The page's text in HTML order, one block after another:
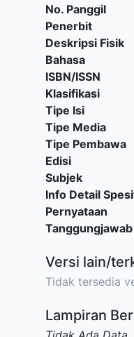
No. Panggil
Penerbit
Deskripsi Fisik
Bahasa
ISBN/ISSN
Klasifikasi
Tipe Isi
Tipe Media
Tipe Pembawa
Edisi
Subjek
Info Detail
Pernyataan
Tanggungjawab
Versi lain/
Tidak tersedia
Lampiran